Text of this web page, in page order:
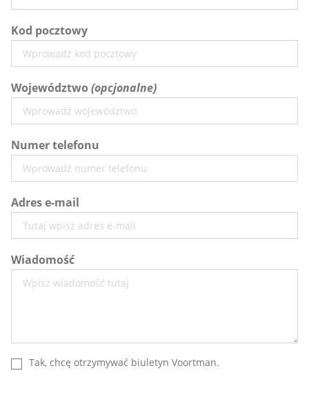
Kod pocztowy
Województwo
Numer telefonu
Adres e-mail
Wiadomość
Tak, chcę otrzymywać biuletyn Voortman.